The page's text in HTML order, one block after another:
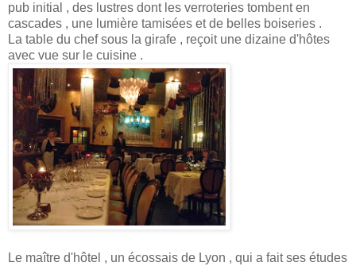
pub initial , des lustres dont les verroteries tombent en
cascades , une lumière tamisées et de belles boiseries .
La table du chef sous la girafe , reçoit une dizaine d'hôtes
avec vue sur le cuisine .
Le maître d'hôtel , un écossais de Lyon , qui a fait ses études